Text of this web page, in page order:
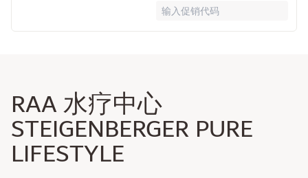
输入促销代码
RAA 水疗中心
STEIGENBERGER PURE
LIFESTYLE